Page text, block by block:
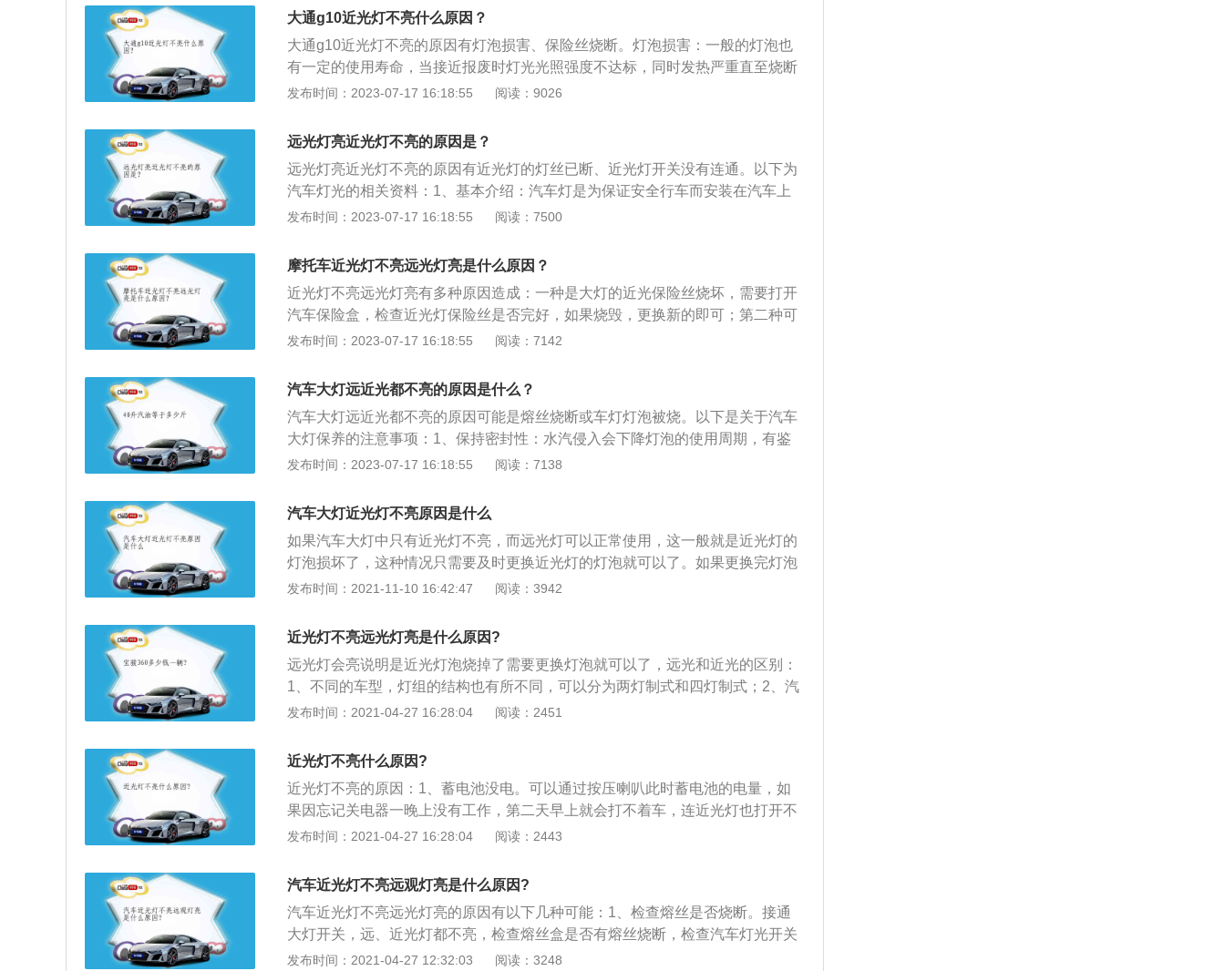
就不亮了，晚上开车存在很大的安全隐患，需要及时维修。建议在专业维修店或
4s店操作。用高质量的产品代替灯泡更安全。汽车灯行驶时的指示灯和照明灯是
重要的，特别是晚上或多雾或阴暗天气，能见度很低的情况下，灯的亮与不亮，
快将灯具故障修复正常，避免因灯具损坏导致的交通事故。
些原因比如车辆涉水后大灯总成容易进水，发热的灯泡遇到水滴后温度剧降就会
出现破裂损坏的情况，导致不亮。需要更换老旧或者坏掉的灯泡。3、保险丝烧
断，一般的近光灯保险丝在发动机舱保险丝盒或者仪表板左侧的保险丝盒可以找
到，保险说明在保险丝盒盖后面，使用专用的夹子取出检查即可；然后找专业师
傅维修或者更换保险丝。4、近光灯控制电路有故障。有可能是车灯控制开关有
大通g10近光灯不亮什么原因？
大通g10近光灯不亮的原因有灯泡损害、保险丝烧断。灯泡损害：一般的灯泡也
有一定的使用寿命，当接近报废时灯光光照强度不达标，同时发热严重直至烧断
灯丝。另外还有个一些原因比如车辆涉水后大灯总成容易进水，发热的灯泡遇到
灯保险丝在发动机舱保险丝盒或者仪表板左侧的保险丝盒可以找到，保险说明在
保险丝盒盖后面，使用专用的夹子取出检查即可。
发布时间：2023-07-17 16:18:55 阅读：9026
远光灯亮近光灯不亮的原因是？
远光灯亮近光灯不亮的原因有近光灯的灯丝已断、近光灯开关没有连通。以下为
汽车灯光的相关资料：1、基本介绍：汽车灯是为保证安全行车而安装在汽车上
的各种交通灯，分照明灯和信号灯两类，1905-1912年，为解决前方道路照明，
低程度必须配备的各种外部灯具已最后定型。合格的汽车灯应符合相应的光度、
色度和基本环境试验规范；2、发展趋势：外形与流线型车身造型一致的异形前
照灯将继续发展，功率气体放电灯可能成为新一代的前照灯光源；研究完善高安
装位置的制动灯以及高对比度的组合后灯。
发布时间：2023-07-17 16:18:55 阅读：7500
摩托车近光灯不亮远光灯亮是什么原因？
近光灯不亮远光灯亮有多种原因造成：一种是大灯的近光保险丝烧坏，需要打开
汽车保险盒，检查近光灯保险丝是否完好，如果烧毁，更换新的即可；第二种可
能是灯丝烧断坏，大部分汽车的远近光灯泡是分开，远光灯亮，有一个近光灯不
作用：汽车大灯的好坏关乎行车安全，它是夜间安全行驶的重要保障。为了提高
夜间行车安全，就需要提高大灯照明效果，所谓多一份光亮就多一份平安。2、
大灯损坏后的处理方法：一旦汽车大灯出现故障，不亮，夜间行驶存在很大的安
全隐患，需要及时检修。建议到专业的维修店或4s店进行操作，更换灯泡需要使
用优质产品，这样更有保障。
发布时间：2023-07-17 16:18:55 阅读：7142
汽车大灯远近光都不亮的原因是什么？
汽车大灯远近光都不亮的原因可能是熔丝烧断或车灯灯泡被烧。以下是关于汽车
大灯保养的注意事项：1、保持密封性：水汽侵入会下降灯泡的使用周期，有鉴
于此注意对前照灯的密封性进行检测。2、保持清洁：清洁反射镜，半封闭式前
硬度较差，清洁时，只能用清洁的棉花蘸热水进行清洗，绝不可以擦拭，以免损
坏反射镜镀层。清洁灯泡，卤素灯泡上有尘污时，可用浸有乙醇(90%)的脱脂棉
进行擦洗。
发布时间：2023-07-17 16:18:55 阅读：7138
汽车大灯近光灯不亮原因是什么
如果汽车大灯中只有近光灯不亮，而远光灯可以正常使用，这一般就是近光灯的
灯泡损坏了，这种情况只需要及时更换近光灯的灯泡就可以了。如果更换完灯泡
还不亮，就得请专业人士进行检查和维修了，防止影响车辆的正常使用。汽车大
行车时就很容易产生安全隐患。截止到2019年10月，市面上汽车的大灯一般分为
卤素灯、氙气灯和LED大灯，其制造成本和照明效果依次递增。很多车主在提了
新车后都会将原来的卤素灯升级为LED大灯，但是需要注意的是，改装大灯必须
到车管所备案，否则在年检时会引起不必要的麻烦。改装led大灯所需要注意的事
项：1、改装led大灯要到专业的改装店进行，并且还要到车管所备案。2、改装le
高配的大灯，在安装过程中比较方便。
发布时间：2021-11-10 16:42:47 阅读：3942
近光灯不亮远光灯亮是什么原因?
远光灯会亮说明是近光灯泡烧掉了需要更换灯泡就可以了，远光和近光的区别：
1、不同的车型，灯组的结构也有所不同，可以分为两灯制式和四灯制式；2、汽
车大灯包括远光灯和近光灯，远光和近光灯的作用都是用来照亮车辆前方道路。
30-40米；3、根据灯丝的距离来调整光线的强弱。远光灯在其焦点上，发出的光
会平行射出，光线较为集中，亮度较大，可以照到很远很高的物体；4、近光灯
在其焦点以外，1倍到2倍焦点间，发出的光呈现发散状态出来，可以照到近处较
大范围内的物体；5、近光灯就是为了近距离照明，设计要求就是照射范围大16
0°，照射距离短，聚光度也无法调节。
发布时间：2021-04-27 16:28:04 阅读：2451
近光灯不亮什么原因?
近光灯不亮的原因：1、蓄电池没电。可以通过按压喇叭此时蓄电池的电量，如
果因忘记关电器一晚上没有工作，第二天早上就会打不着车，连近光灯也打开不
了；2、灯泡损害。一般的灯泡也有一定的使用寿命，当接近报废时灯光光照强
灯总成容易进水，发热的灯泡遇到水滴后温度剧降就会出现破裂损坏的情况，导
致不亮；3、保险丝烧断，一般的近光灯保险丝在发动机舱保险丝盒或者仪表板
左侧的保险丝盒可以找到，保险说明在保险丝盒盖后面，使用专用的夹子取出检
查即可；4、近光灯控制电路有故障。有可能是车灯控制开关有问题，这种情况
可以到店进行检修，测出车灯开关控制逻辑是否存在异常。
发布时间：2021-04-27 16:28:04 阅读：2443
汽车近光灯不亮远观灯亮是什么原因?
汽车近光灯不亮远光灯亮的原因有以下几种可能：1、检查熔丝是否烧断。接通
大灯开关，远、近光灯都不亮，检查熔丝盒是否有熔丝烧断，检查汽车灯光开关
到变光开关之间有无故降；2、若搭—接时，远光亮、近光不亮，则故障在变光
发布时间：2021-04-27 12:32:03 阅读：3248